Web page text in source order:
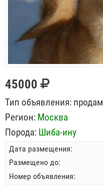
45000
Тип объявления: продам
Регион: Москва
Порода: Шиба-ину
Дата размещения:
Размещено до:
Номер объявления: